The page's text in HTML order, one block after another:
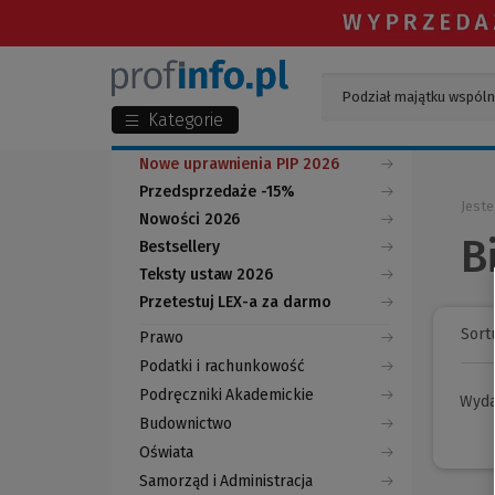
Kategorie
Nowe uprawnienia PIP 2026
Przedsprzedaże -15%
Nowości 2026
Bestsellery
Teksty ustaw 2026
Przetestuj LEX-a za darmo
(Nowe
okno)
(Link
do
innej
strony)
Prawo
Podatki i rachunkowość
Podręczniki Akademickie
Budownictwo
Oświata
Samorząd i Administracja